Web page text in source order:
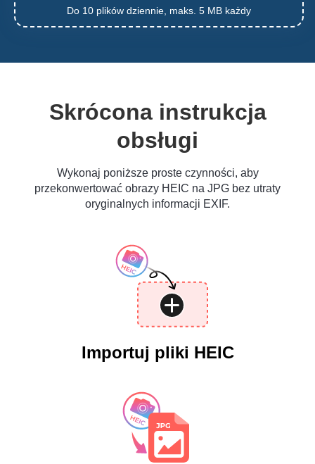
Do 10 plików dziennie, maks. 5 MB każdy
Skrócona instrukcja
obsługi
Wykonaj poniższe proste czynności, aby
przekonwertować obrazy HEIC na JPG bez utraty
oryginalnych informacji EXIF.
Importuj pliki HEIC